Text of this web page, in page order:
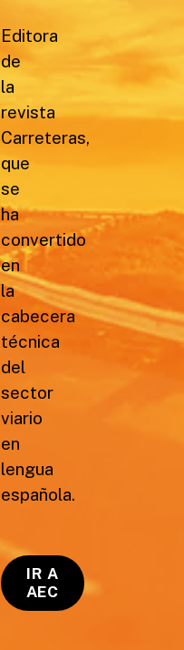
Editora
de
la
revista
Carreteras,
que
se
ha
convertido
en
la
cabecera
técnica
del
sector
viario
en
lengua
española.
IR A
AEC